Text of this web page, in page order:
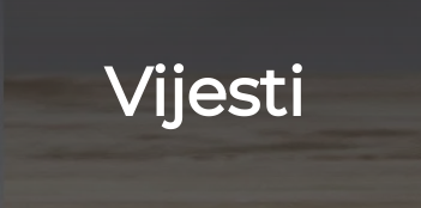
Vijesti